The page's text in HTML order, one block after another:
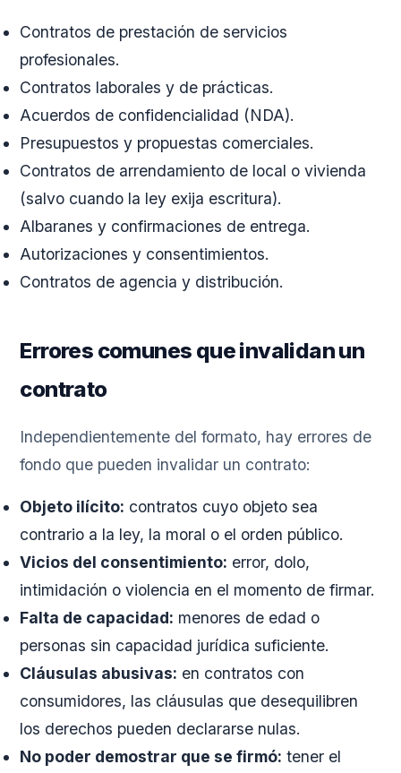
Contratos de prestación de servicios
profesionales.
Contratos laborales y de prácticas.
Acuerdos de confidencialidad (NDA).
Presupuestos y propuestas comerciales.
Contratos de arrendamiento de local o vivienda
(salvo cuando la ley exija escritura).
Albaranes y confirmaciones de entrega.
Autorizaciones y consentimientos.
Contratos de agencia y distribución.
Errores comunes que invalidan un
contrato
Independientemente del formato, hay errores de
fondo que pueden invalidar un contrato:
Objeto ilícito: contratos cuyo objeto sea
contrario a la ley, la moral o el orden público.
Vicios del consentimiento: error, dolo,
intimidación o violencia en el momento de firmar.
Falta de capacidad: menores de edad o
personas sin capacidad jurídica suficiente.
Cláusulas abusivas: en contratos con
consumidores, las cláusulas que desequilibren
los derechos pueden declararse nulas.
No poder demostrar que se firmó: tener el